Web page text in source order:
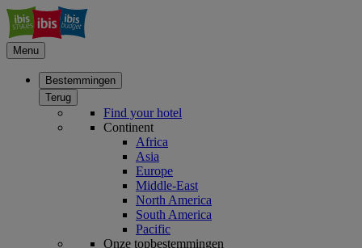
Menu
Bestemmingen
Terug
Find your hotel
Continent
Africa
Asia
Europe
Middle-East
North America
South America
Pacific
Onze topbestemmingen